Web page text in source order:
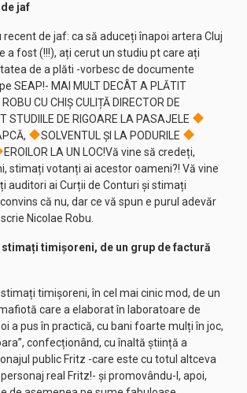
jaf
recent de jaf: ca să aduceți înapoi artera Cluj
a fost (!!!), ați cerut un studiu pt care ați
de a plăti -vorbesc de documente
SEAP!- MAI MULT DECÂT A PLĂTIT
CU CHIȘ CULIȚĂ DIRECTOR DE
STUDIILE DE RIGOARE LA PASAJELE
SOLVENTUL ȘI LA PODURILE
EROILOR LA UN LOC!Vă vine să credeți,
stimați votanți ai acestor oameni?! Vă vine
auditori ai Curții de Conturi și stimați
că nu, dar ce vă spun e purul adevăr
Nicolae Robu.
timișoreni, de un grup de factură
timișoreni, în cel mai cinic mod, de un
care a elaborat în laboratoare de
a pus în practică, cu bani foarte mulți în joc,
confecționând, cu înaltă știință a
public Fritz -care este cu totul altceva
real Fritz!- și promovându-l, apoi,